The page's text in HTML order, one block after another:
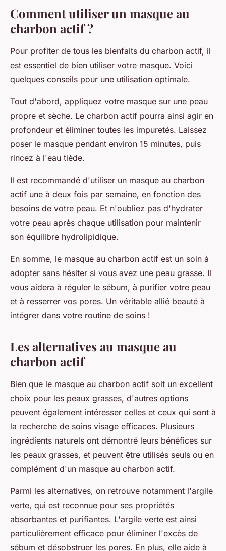
Comment utiliser un masque au
charbon actif ?
Pour profiter de tous les bienfaits du charbon actif, il
est essentiel de bien utiliser votre masque. Voici
quelques conseils pour une utilisation optimale.
Tout d'abord, appliquez votre masque sur une peau
propre et sèche. Le charbon actif pourra ainsi agir en
profondeur et éliminer toutes les impuretés. Laissez
poser le masque pendant environ 15 minutes, puis
rincez à l'eau tiède.
Il est recommandé d'utiliser un masque au charbon
actif une à deux fois par semaine, en fonction des
besoins de votre peau. Et n'oubliez pas d'hydrater
votre peau après chaque utilisation pour maintenir
son équilibre hydrolipidique.
En somme, le masque au charbon actif est un soin à
adopter sans hésiter si vous avez une peau grasse. Il
vous aidera à réguler le sébum, à purifier votre peau
et à resserrer vos pores. Un véritable allié beauté à
intégrer dans votre routine de soins !
Les alternatives au masque au
charbon actif
Bien que le masque au charbon actif soit un excellent
choix pour les peaux grasses, d'autres options
peuvent également intéresser celles et ceux qui sont à
la recherche de soins visage efficaces. Plusieurs
ingrédients naturels ont démontré leurs bénéfices sur
les peaux grasses, et peuvent être utilisés seuls ou en
complément d'un masque au charbon actif.
Parmi les alternatives, on retrouve notamment l'argile
verte, qui est reconnue pour ses propriétés
absorbantes et purifiantes. L'argile verte est ainsi
particulièrement efficace pour éliminer l'excès de
sébum et désobstruer les pores. En plus, elle aide à